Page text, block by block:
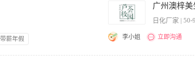
熟练操作CDR/PS技能； 4.能吃苦耐劳；有学习精神； 5.对网络有敏锐
布， 网络教育平台原创软文编辑，高质量网络教育平台课件内容，网
后台评论及时回复 2.整理公司关键词资讯信息、上传公司相关资料;
名和网站点击量; 5.协助编辑完成网络教育平台页面的美工设计，网站
在第三方网络平台注册及发布公司和产品信息并搜集客户信息; 8.收集
子商务、网络营销相关专业优先; 2.熟悉网络营销渠道，拥有较丰富的
带薪年假
日化厂家 | 50-
李小姐 立即沟通